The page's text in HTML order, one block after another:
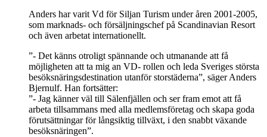
Anders har varit Vd för Siljan Turism under åren 2001-2005,
som marknads- och försäljningschef på Scandinavian Resort
och även arbetat internationellt.
”- Det känns otroligt spännande och utmanande att få
möjligheten att ta mig an VD- rollen och leda Sveriges största
besöksnäringsdestination utanför storstäderna”, säger Anders
Bjernulf. Han fortsätter:
”- Jag känner väl till Sälenfjällen och ser fram emot att få
arbeta tillsammans med alla medlemsföretag och skapa goda
förutsättningar för långsiktig tillväxt, i den snabbt växande
besöksnäringen”.